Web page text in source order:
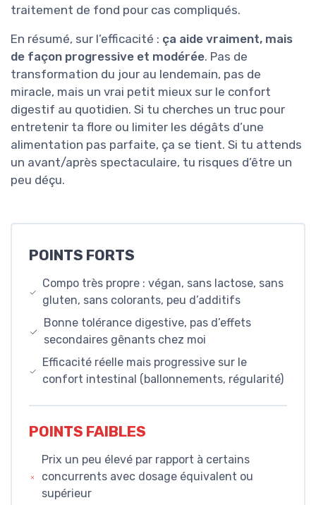
traitement de fond pour cas compliqués.
En résumé, sur l’efficacité : ça aide vraiment, mais
de façon progressive et modérée. Pas de
transformation du jour au lendemain, pas de
miracle, mais un vrai petit mieux sur le confort
digestif au quotidien. Si tu cherches un truc pour
entretenir ta flore ou limiter les dégâts d’une
alimentation pas parfaite, ça se tient. Si tu attends
un avant/après spectaculaire, tu risques d’être un
peu déçu.
POINTS FORTS
Compo très propre : végan, sans lactose, sans
gluten, sans colorants, peu d’additifs
Bonne tolérance digestive, pas d’effets
secondaires gênants chez moi
Efficacité réelle mais progressive sur le
confort intestinal (ballonnements, régularité)
POINTS FAIBLES
Prix un peu élevé par rapport à certains
concurrents avec dosage équivalent ou
supérieur